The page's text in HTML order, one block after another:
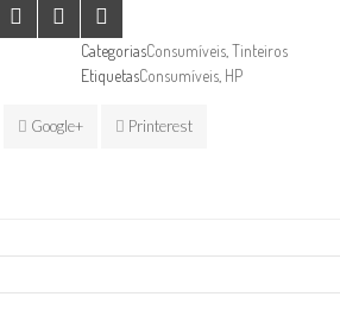
CategoriasConsumíveis Tinteiros
EtiquetasConsumíveis HP
Google+ Printerest